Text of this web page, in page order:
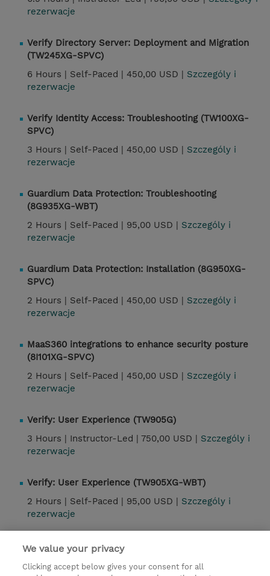
rezerwacje
Verify Directory Server: Deployment and Migration
(TW245XG-SPVC)
6 Hours | Self-Paced | 450,00 USD | Szczególy i
rezerwacje
Verify Identity Access: Troubleshooting (TW100XG-
SPVC)
3 Hours | Self-Paced | 450,00 USD | Szczególy i
rezerwacje
Guardium Data Protection: Troubleshooting
(8G935XG-WBT)
2 Hours | Self-Paced | 95,00 USD | Szczególy i
rezerwacje
Guardium Data Protection: Installation (8G950XG-
SPVC)
2 Hours | Self-Paced | 450,00 USD | Szczególy i
rezerwacje
MaaS360 integrations to enhance security posture
(8I101XG-SPVC)
2 Hours | Self-Paced | 450,00 USD | Szczególy i
rezerwacje
Verify: User Experience (TW905G)
3 Hours | Instructor-Led | 750,00 USD | Szczególy i
rezerwacje
Verify: User Experience (TW905XG-WBT)
2 Hours | Self-Paced | 95,00 USD | Szczególy i
rezerwacje
We value your privacy
Clicking accept below gives your consent for all